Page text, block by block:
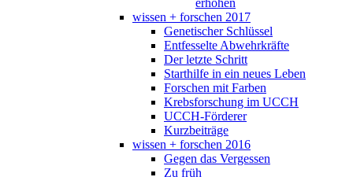
erhöhen
wissen + forschen 2017
Genetischer Schlüssel
Entfesselte Abwehrkräfte
Der letzte Schritt
Starthilfe in ein neues Leben
Forschen mit Farben
Krebsforschung im UCCH
UCCH-Förderer
Kurzbeiträge
wissen + forschen 2016
Gegen das Vergessen
Zu früh